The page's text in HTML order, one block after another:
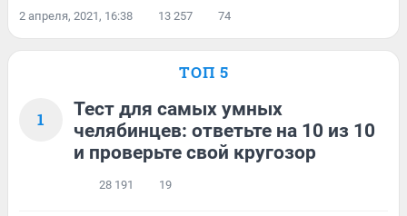
2 апреля, 2021, 16:38 13 257 74
ТОП 5
1
Тест для самых умных
челябинцев: ответьте на 10 из 10
и проверьте свой кругозор
28 191 19